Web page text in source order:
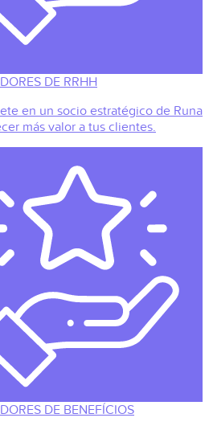
DE RRHH
en un socio estratégico de Runa
más valor a tus clientes.
DE BENEFÍCIOS